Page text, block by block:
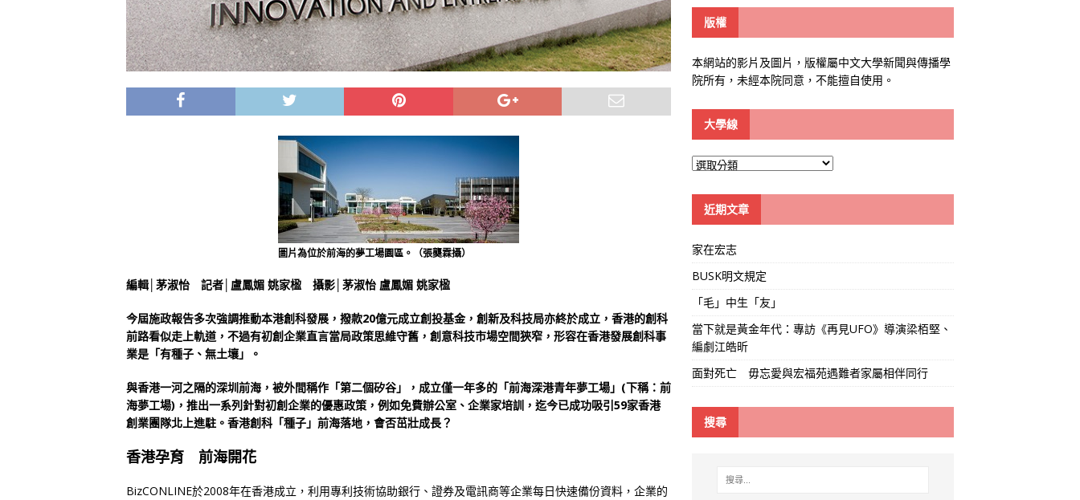
圖片為位於前海的夢工場園區。（張龑霖攝）
編輯│茅淑怡 記者│盧鳳媚 姚家楹 攝影│茅淑怡 盧鳳媚 姚家楹
今屆施政報告多次強調推動本港創科發展，撥款20億元成立創投基金，創新及科技局亦終於成立，香港的創科
前路看似走上軌道，不過有初創企業直言當局政策思維守舊，創意科技市場空間狹窄，形容在香港發展創科事
業是「有種子、無土壤」。
與香港一河之隔的深圳前海，被外間稱作「第二個矽谷」，成立僅一年多的「前海深港青年夢工場」(下稱：前
海夢工場)，推出一系列針對初創企業的優惠政策，例如免費辦公室、企業家培訓，迄今已成功吸引59家香港
創業團隊北上進駐。香港創科「種子」前海落地，會否茁壯成長？
香港孕育 前海開花
BizCONLINE於2008年在香港成立，利用專利技術協助銀行、證券及電訊商等企業每日快速備份資料，企業的
版權
本網站的影片及圖片，版權屬中文大學新聞與傳播學
院所有，未經本院同意，不能擅自使用。
大學線
大
線
近期文章
家在宏志
BUSK明文規定
「毛」中生「友」
當下就是黃金年代：專訪《再見UFO》導演梁栢堅、
編劇江皓昕
面對死亡 毋忘愛與宏福苑遇難者家屬相伴同行
搜尋